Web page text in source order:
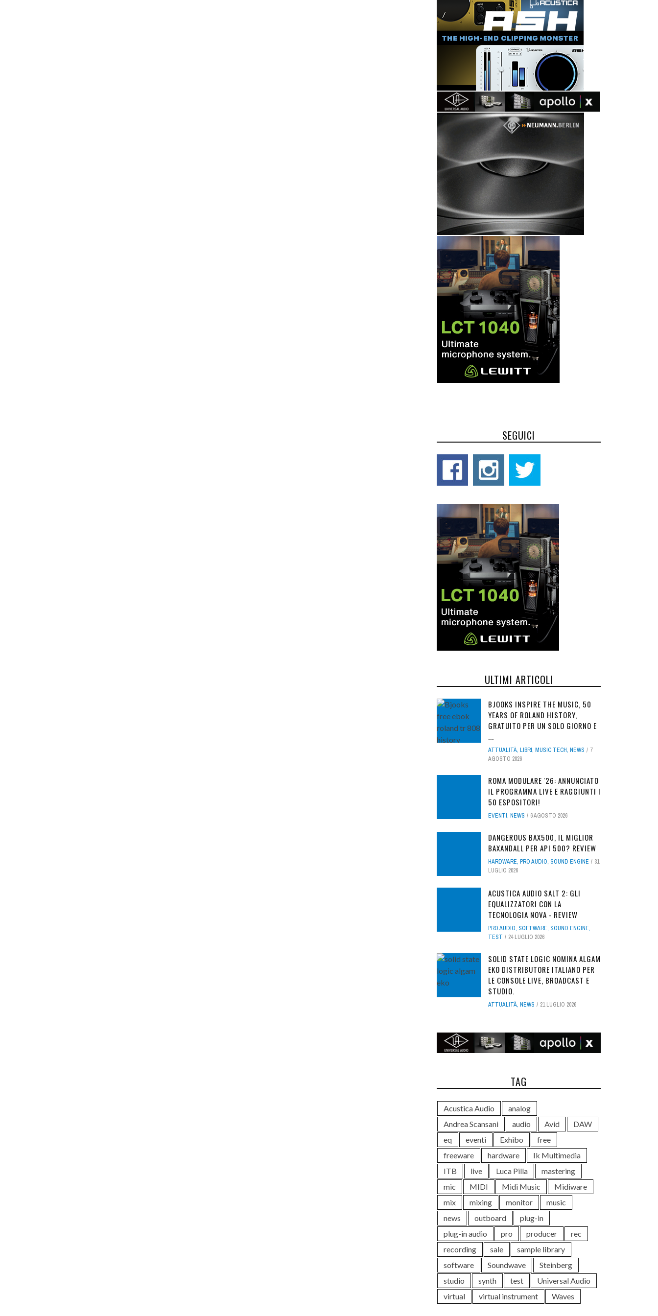
SEGUICI
ULTIMI ARTICOLI
BJOOKS INSPIRE THE MUSIC, 50
YEARS OF ROLAND HISTORY,
GRATUITO PER UN SOLO GIORNO E
...
ATTUALITÀ, LIBRI, MUSIC TECH, NEWS
7
AGOSTO 2026
ROMA MODULARE '26: ANNUNCIATO
IL PROGRAMMA LIVE E RAGGIUNTI I
50 ESPOSITORI!
EVENTI, NEWS 6 AGOSTO 2026
DANGEROUS BAX500, IL MIGLIOR
BAXANDALL PER API 500? REVIEW
HARDWARE, PRO AUDIO, SOUND ENGINE
31
LUGLIO 2026
ACUSTICA AUDIO SALT 2: GLI
EQUALIZZATORI CON LA
TECNOLOGIA NOVA - REVIEW
PRO AUDIO, SOFTWARE, SOUND ENGINE,
TEST
24 LUGLIO 2026
SOLID STATE LOGIC NOMINA ALGAM
EKO DISTRIBUTORE ITALIANO PER
LE CONSOLE LIVE, BROADCAST E
STUDIO.
ATTUALITÀ, NEWS 21 LUGLIO 2026
TAG
Acustica Audio
analog
Andrea Scansani
audio Avid
DAW
eq
eventi Exhibo
free
freeware
hardware
Ik Multimedia
ITB
live Luca Pilla
mastering
mic
MIDI Midi Music
Midiware
mix
mixing monitor
music
news
outboard
plug-in
plug-in audio
pro producer
rec
recording
sale
sample library
software
Soundwave
Steinberg
studio
synth test
Universal Audio
virtual
virtual instrument Waves